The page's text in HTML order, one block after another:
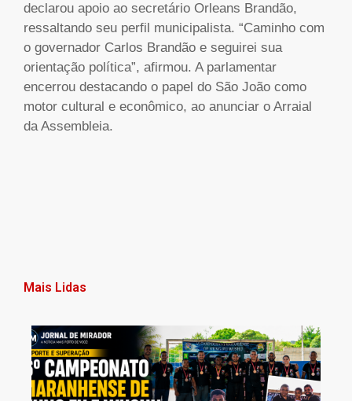
declarou apoio ao secretário Orleans Brandão,
ressaltando seu perfil municipalista. “Caminho com
o governador Carlos Brandão e seguirei sua
orientação política”, afirmou. A parlamentar
encerrou destacando o papel do São João como
motor cultural e econômico, ao anunciar o Arraial
da Assembleia.
Mais Lidas